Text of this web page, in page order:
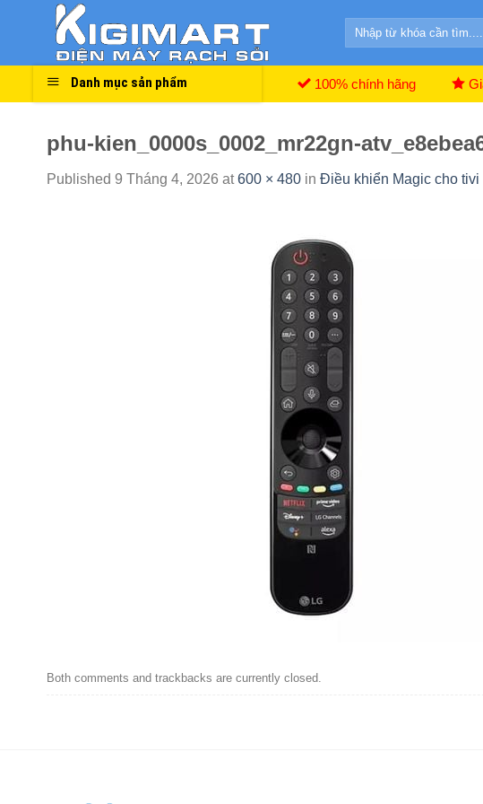
Search
Danh mục sản phẩm 100% chính hãng
phu-kien_0000s_0002_mr22gn-
Published 9 Tháng 4, 2026 at600 × 480 in Điều khiển Magic cho tivi
Both comments and trackbacks are currently closed.